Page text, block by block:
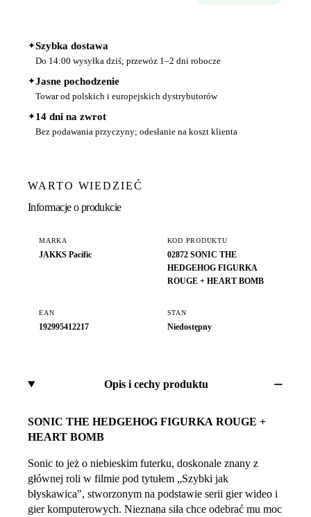
✦Szybka dostawa
Do 14:00 wysyłka dziś; przewóz 1–2 dni robocze
✦Jasne pochodzenie
Towar od polskich i europejskich dystrybutorów
✦14 dni na zwrot
Bez podawania przyczyny; odesłanie na koszt klienta
WARTO WIEDZIEĆ
Informacje o produkcie
MARKA
JAKKS Pacific
KOD PRODUKTU
02872 SONIC THE
HEDGEHOG FIGURKA
ROUGE + HEART BOMB
EAN
192995412217
STAN
Niedostępny
Opis i cechy produktu
SONIC THE HEDGEHOG FIGURKA ROUGE +
HEART BOMB
Sonic to jeż o niebieskim futerku, doskonale znany z
głównej roli w filmie pod tytułem „Szybki jak
błyskawica", stworzonym na podstawie serii gier wideo i
gier komputerowych. Nieznana siła chce odebrać mu moc